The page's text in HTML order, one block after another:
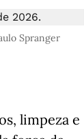
Spranger
limpeza e